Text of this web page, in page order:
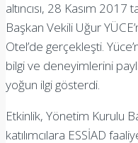
altıncısı, 28 Kasım
Başkan Vekili Uğur
Otel’de gerçekleşti.
bilgi ve deneyimlerini
yoğun ilgi gösterdi.
Etkinlik, Yönetim Kurulu
katılımcılara ESSİAD